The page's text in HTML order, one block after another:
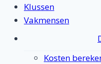
Klussen
Vakmensen
Kosten